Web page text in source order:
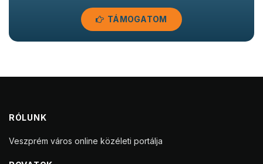
TÁMOGATOM
RÓLUNK
Veszprém város online közéleti portálja